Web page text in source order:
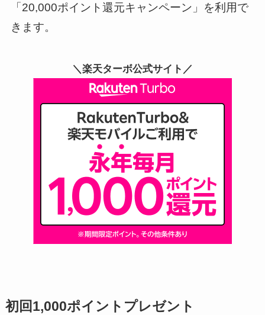
「20,000ポイント還元キャンペーン」を利用で
きます。
＼楽天ターボ公式サイト／
初回1,000ポイントプレゼント